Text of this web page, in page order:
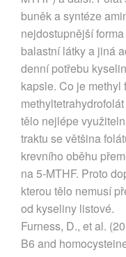
buněk a syntéze
nejdostupnější
balastní látky a jiná
denní potřebu
kapsle. Co je
tělo nejlépe
traktu se většina
krevního oběhu
na 5-MTHF. Proto
kterou tělo nemusí
od kyseliny listové.
Furness, D., et al.
B6 and